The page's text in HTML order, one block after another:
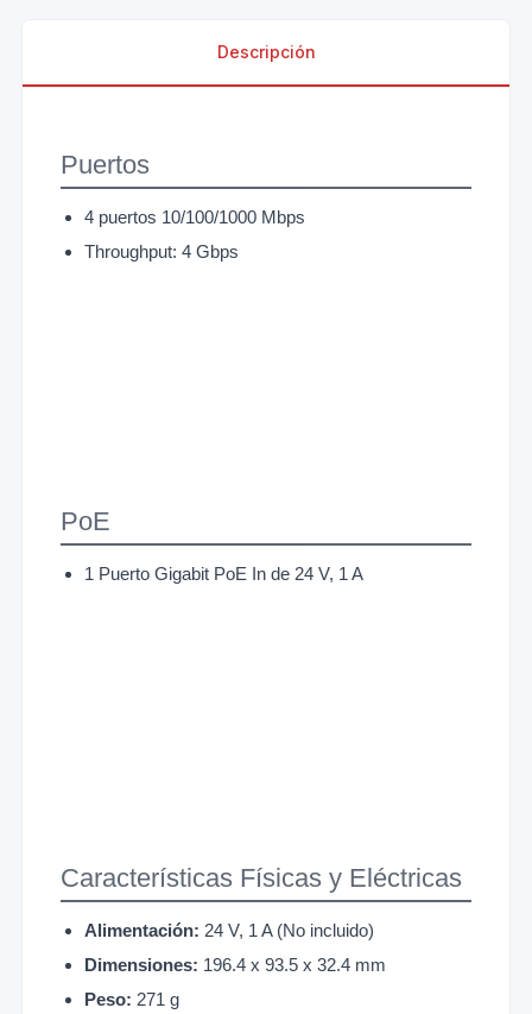
Descripción
Puertos
4 puertos 10/100/1000 Mbps
Throughput: 4 Gbps
PoE
1 Puerto Gigabit PoE In de 24 V, 1 A
Características Físicas y Eléctricas
Alimentación: 24 V, 1 A (No incluido)
Dimensiones: 196.4 x 93.5 x 32.4 mm
Peso: 271 g